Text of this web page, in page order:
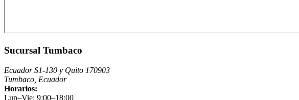
Sucursal Tumbaco
Ecuador S1-130 y Quito 170903
Tumbaco, Ecuador
Horarios:
Lun–Vie: 9:00–18:00